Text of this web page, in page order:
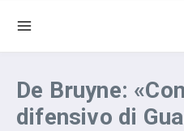
De Bruyne:
difensivo di